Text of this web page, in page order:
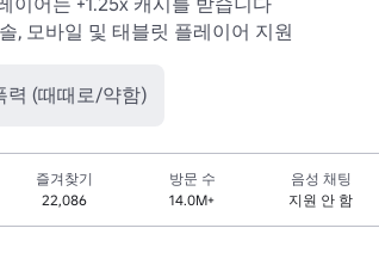
, 모바일 및 태블릿 플레이어 지원
력 (때때로/약함)
즐겨찾기
22,086
방문 수
14.0M+
음성 채팅
지원 안 함